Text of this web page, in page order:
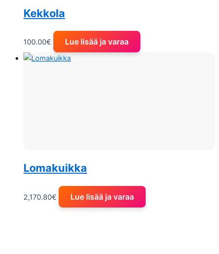
Kekkola
100.00€ Lue lisää ja varaa
Lomakuikka
2,170.80€ Lue lisää ja varaa